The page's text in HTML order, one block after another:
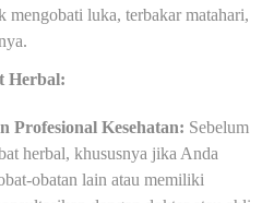
mengobati luka, terbakar matahari,
Herbal:
Profesional Kesehatan: Sebelum
herbal, khususnya jika Anda
obatan lain atau memiliki